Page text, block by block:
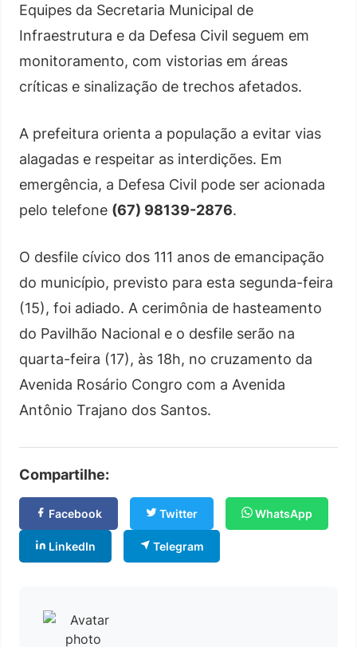
Equipes da Secretaria Municipal de
Infraestrutura e da Defesa Civil seguem em
monitoramento, com vistorias em áreas
críticas e sinalização de trechos afetados.
A prefeitura orienta a população a evitar vias
alagadas e respeitar as interdições. Em
emergência, a Defesa Civil pode ser acionada
pelo telefone (67) 98139-2876.
O desfile cívico dos 111 anos de emancipação
do município, previsto para esta segunda-feira
(15), foi adiado. A cerimônia de hasteamento
do Pavilhão Nacional e o desfile serão na
quarta-feira (17), às 18h, no cruzamento da
Avenida Rosário Congro com a Avenida
Antônio Trajano dos Santos.
Compartilhe:
Facebook Twitter WhatsApp
LinkedIn Telegram